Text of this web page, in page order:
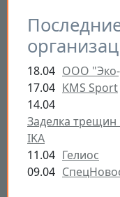
18.04 ООО
17.04 KMS Sport
14.04
Заделка трещин
IKA
11.04 Гелиос
09.04